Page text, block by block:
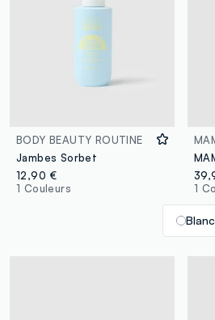
BODY BEAUTY ROUTINE
Jambes Sorbet
12,90 €
1 Couleurs
1
Blanc